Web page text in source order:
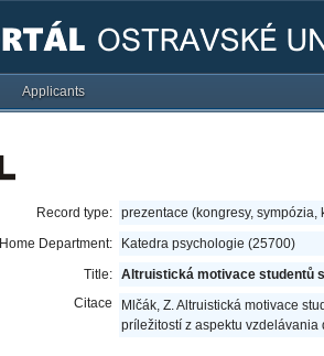
Applicants
Record type: prezentace (kongresy, sympózia,
Home Department:
Katedra psychologie (25700)
Title: Altruistická motivace studentů
Citace
Mlčák, Z. Altruistická motivace
príležitostí z aspektu